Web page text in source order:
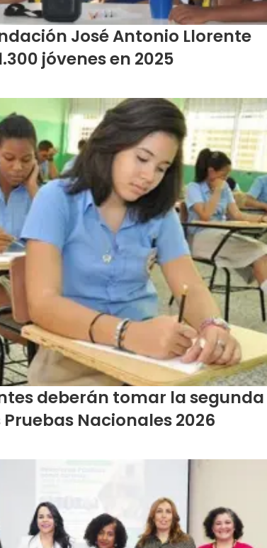
José Antonio Llorente
jóvenes en 2025
deberán tomar la segunda
Nacionales 2026